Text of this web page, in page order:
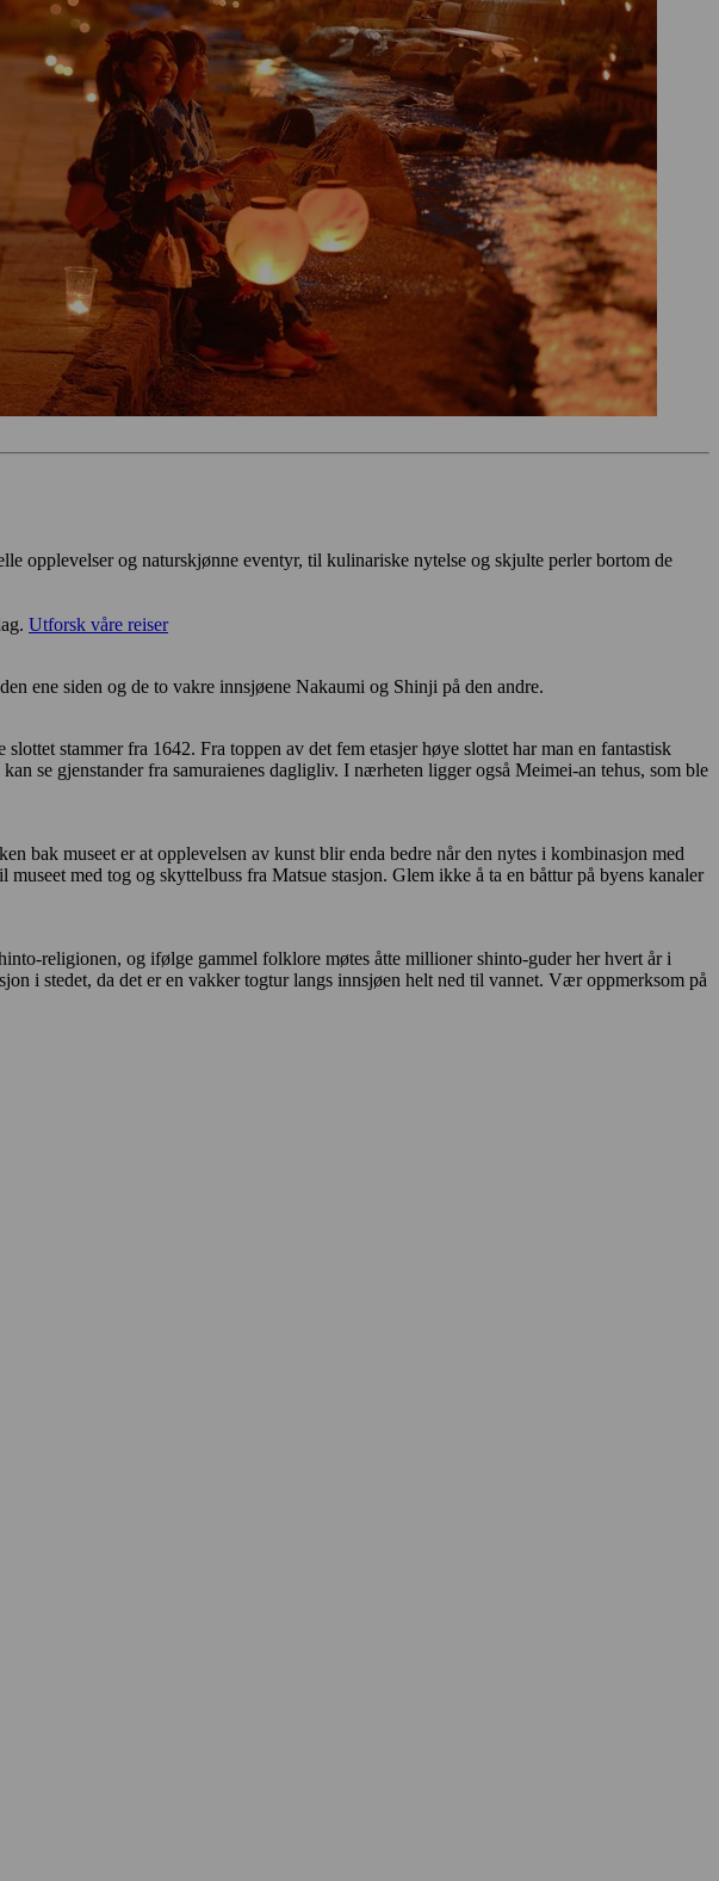
opplevelser og naturskjønne eventyr, til kulinariske nytelse og skjulte perler bortom de
Utforsk våre reiser
ene siden og de to vakre innsjøene Nakaumi og Shinji på den andre.
stammer fra 1642. Fra toppen av det fem etasjer høye slottet har man en fantastisk
se gjenstander fra samuraienes dagligliv. I nærheten ligger også Meimei-an tehus, som ble
bak museet er at opplevelsen av kunst blir enda bedre når den nytes i kombinasjon med
med tog og skyttelbuss fra Matsue stasjon. Glem ikke å ta en båttur på byens kanaler
religionen, og ifølge gammel folklore møtes åtte millioner shinto-guder her hvert år i
i stedet, da det er en vakker togtur langs innsjøen helt ned til vannet. Vær oppmerksom på